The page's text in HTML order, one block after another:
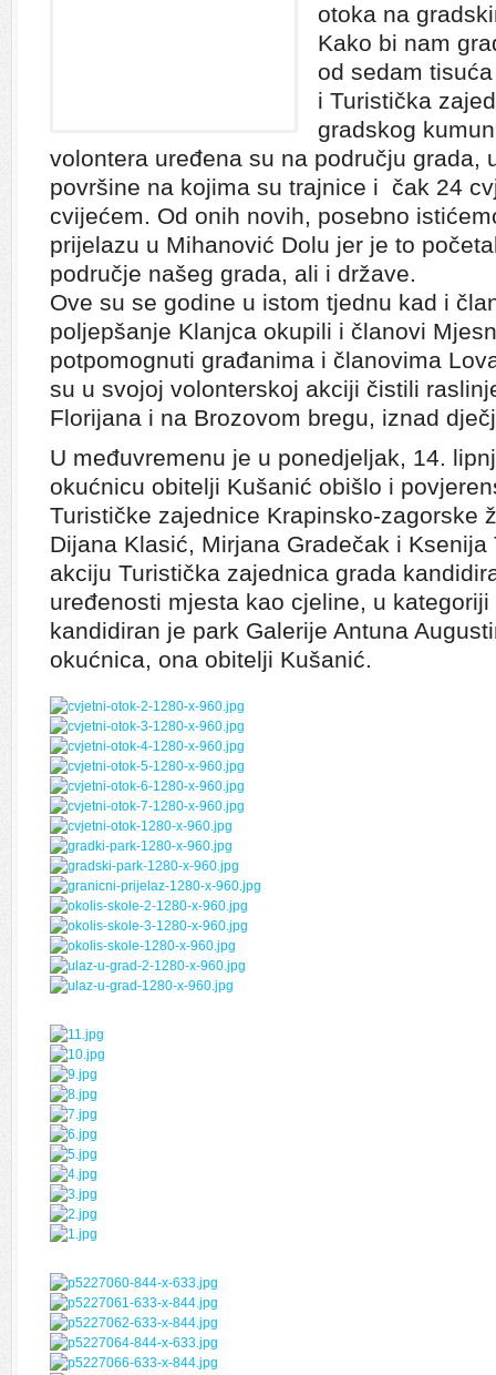
otoka na
Kako bi nam
od sedam
i Turistička
gradskog
volontera uređena su na području grada,
površine na kojima su trajnice i čak 24
cvijećem. Od onih novih, posebno
prijelazu u Mihanović Dolu jer je to
područje našeg grada, ali i države.
Ove su se godine u istom tjednu kad i
poljepšanje Klanjca okupili i članovi
potpomognuti građanima i članovima
su u svojoj volonterskoj akciji čistili
Florijana i na Brozovom bregu, iznad
U međuvremenu je u ponedjeljak, 14.
okućnicu obitelji Kušanić obišlo i
Turističke zajednice Krapinsko-zagorske
Dijana Klasić, Mirjana Gradečak i
akciju Turistička zajednica grada
uređenosti mjesta kao cjeline, u
kandidiran je park Galerije Antuna
okućnica, ona obitelji Kušanić.